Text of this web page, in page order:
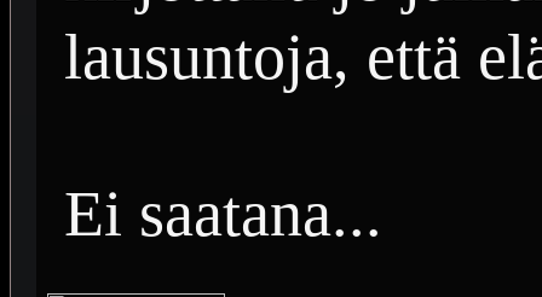
lausuntoja, että
Ei saatana...